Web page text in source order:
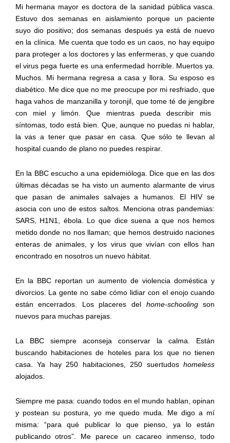
Mi hermana mayor es doctora de la sanidad pública vasca.
Estuvo dos semanas en aislamientoporque un paciente
suyo dio positivo; dos semanas después ya está de nuevo
en la clínica. Me cuenta que todo es un caos, no hay equipo
para proteger a los doctores y las enfermeras,y que cuando
el virus pega fuertees una enfermedad horrible. Muertosya.
Muchos. Mi hermana regresa a casay llora. Su esposo es
diabético. Me dice que no me preocupe por mi resfriado, que
haga vahos demanzanilla y toronjil, quetome té dejengibre
con miel y limón . Que mientras pueda describir mis
síntomas, todo está bien. Que, aunque no puedas ni hablar,
la vas a tener que pasar en casa. Que sólo te llevan al
hospital cuando de plano no puedes respirar.
En la BBC escucho a una epidemióloga Dice queen las dos
últimas décadas se ha visto un aumento alarmantede virus
que pasan de animales salvajes a humanos. El HIV se
asocia con uno de estos saltos. Menciona otras pandemias:
SARS, H1N1, ébola Lo que dice suena a que nos hemos
metido donde no nos llaman; que hemos destruido naciones
enteras de animales,y los virus que vivíancon ellos han
encontrado en nosotros un nuevo hábitat.
En la BBCreportan un aumento de violencia doméstica y
divorcios. La gente no sabe cómo lidiar con el enojo cuando
están encerrados. Los placeres del home-schoolingson
nuevos para muchas parejas.
La BBC siempre aconseja conservar la calma. Están
buscando habitaciones de hoteles para los que no tienen
casa. Ya hay 250 habitaciones, 250 suertudoshomeless
alojados.
Siempre me pasa: cuando todos en el mundo hablan opinan
y postean su postura, yo me quedo muda. Me digo a mí
misma: “para qué publicar lo que pienso , ya lo están
publicando otros”. Me parece un cacareo inmenso, todo